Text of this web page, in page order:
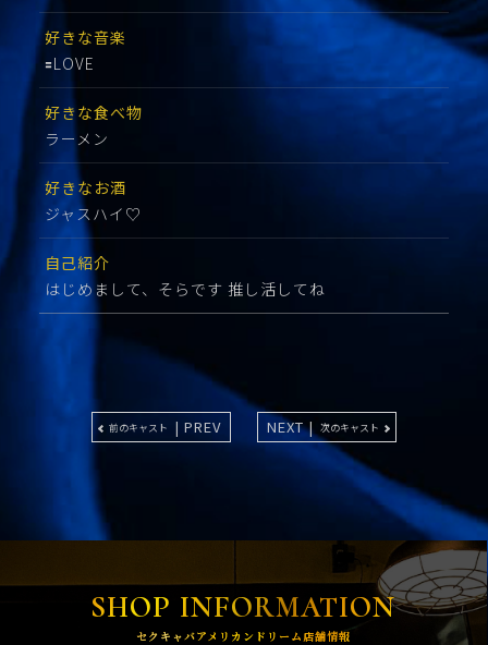
好きな音楽
🟰LOVE
好きな食べ物
ラーメン
好きなお酒
ジャスハイ♡
自己紹介
はじめまして、そらです 推し活してね
前のキャスト | PREV NEXT | 次のキャスト
SHOP INFORMATION
セクキャバアメリカンドリーム店舗情報